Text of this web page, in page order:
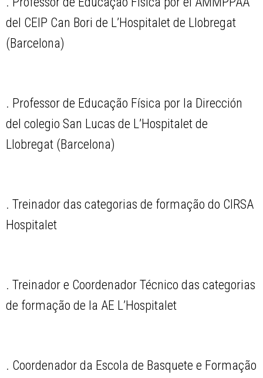
del CEIP Can Bori de L’Hospitalet de Llobregat
(Barcelona)
. Professor de Educação Física por la Dirección
del colegio San Lucas de L’Hospitalet de
Llobregat (Barcelona)
. Treinador das categorias de formação do CIRSA
Hospitalet
. Treinador e Coordenador Técnico das categorias
de formação de la AE L’Hospitalet
. Coordenador da Escola de Basquete e Formação